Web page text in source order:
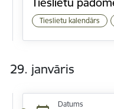
Tieslietu kalendārs
29. janvāris
Datums